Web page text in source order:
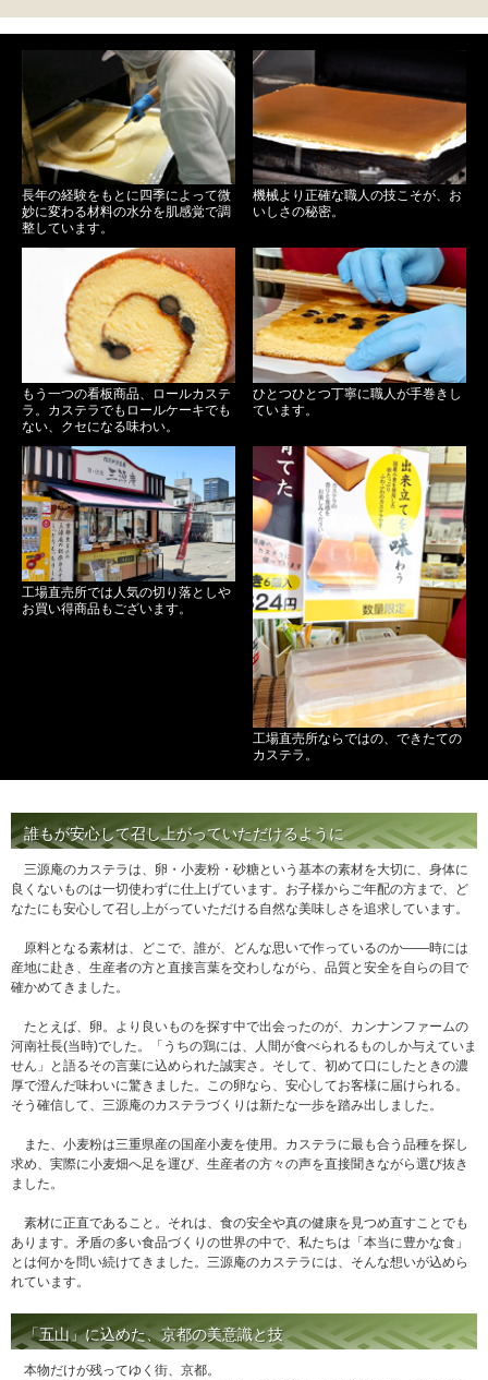
長年の経験をもとに四季によって微
妙に変わる材料の水分を肌感覚で調
整しています。
機械より正確な職人の技こそが、お
いしさの秘密。
もう一つの看板商品、ロールカステ
ラ。カステラでもロールケーキでも
ない、クセになる味わい。
ひとつひとつ丁寧に職人が手巻きし
ています。
工場直売所では人気の切り落としや
お買い得商品もございます。
工場直売所ならではの、できたての
カステラ。
誰もが安心して召し上がっていただけるように
三源庵のカステラは、卵・小麦粉・砂糖という基本の素材を大切に、身体に
良くないものは一切使わずに仕上げています。お子様からご年配の方まで、ど
なたにも安心して召し上がっていただける自然な美味しさを追求しています。
原料となる素材は、どこで、誰が、どんな思いで作っているのか――時には
産地に赴き、生産者の方と直接言葉を交わしながら、品質と安全を自らの目で
確かめてきました。
たとえば、卵。より良いものを探す中で出会ったのが、カンナンファームの
河南社長(当時)でした。「うちの鶏には、人間が食べられるものしか与えていま
せん」と語るその言葉に込められた誠実さ。そして、初めて口にしたときの濃
厚で澄んだ味わいに驚きました。この卵なら、安心してお客様に届けられる。
そう確信して、三源庵のカステラづくりは新たな一歩を踏み出しました。
また、小麦粉は三重県産の国産小麦を使用。カステラに最も合う品種を探し
求め、実際に小麦畑へ足を運び、生産者の方々の声を直接聞きながら選び抜き
ました。
素材に正直であること。それは、食の安全や真の健康を見つめ直すことでも
あります。矛盾の多い食品づくりの世界の中で、私たちは「本当に豊かな食」
とは何かを問い続けてきました。三源庵のカステラには、そんな想いが込めら
れています。
「五山」に込めた、京都の美意識と技
本物だけが残ってゆく街、京都。